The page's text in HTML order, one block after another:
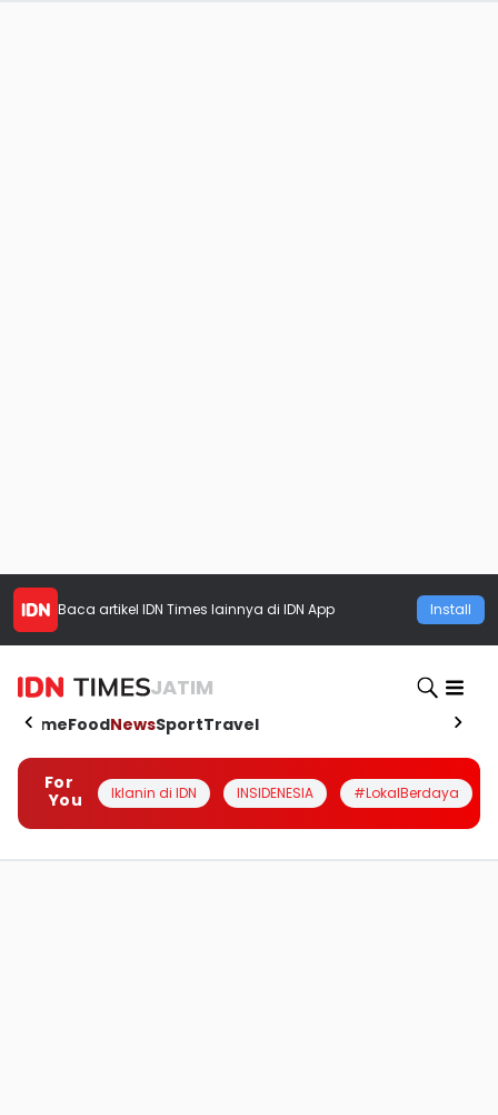
Baca artikel IDN Times lainnya di IDN App Install
JATIM
HomeFoodNewsSportTravel
For
You
Iklanin di IDN INSIDENESIA #LokalBerdaya